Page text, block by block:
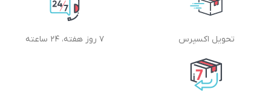
تحویل اکسپرس ۷ روز هفته، ۲۴ ساعته